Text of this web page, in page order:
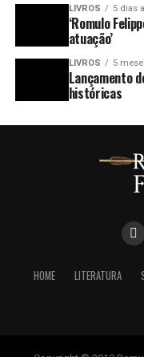
LIVROS 5 dias
‘Romulo
atuação’
LIVROS 5
Lançamento
históricas
HOME LITERATURA